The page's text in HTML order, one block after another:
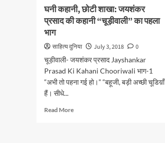
घनी कहानी, छोटी शाखा: जयशंकर
प्रसाद की कहानी “चूड़ीवाली” का पहला
भाग
साहित्य दुनिया July 3, 2018
0
चूड़ीवाली- जयशंकर प्रसाद Jayshankar
Prasad Ki Kahani Chooriwali भाग-1
“अभी तो पहना गई हो।” “बहूजी, बड़ी अच्छी चूडिय़ाँ
हैं। सीधे...
Read MoreRead